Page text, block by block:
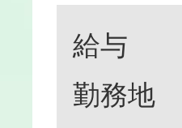
給与
勤務地